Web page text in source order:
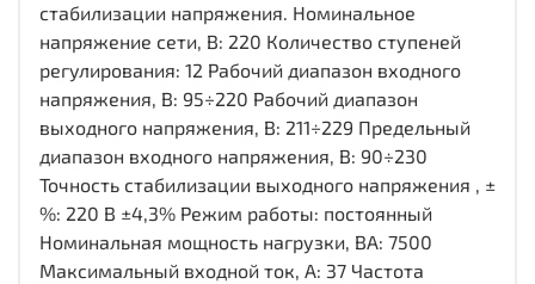
стабилизации напряжения. Номинальное
напряжение сети, В: 220 Количество ступеней
регулирования: 12 Рабочий диапазон входного
напряжения, В: 95÷220 Рабочий диапазон
выходного напряжения, В: 211÷229 Предельный
диапазон входного напряжения, В: 90÷230
Точность стабилизации выходного напряжения , ±
%: 220 В ±4,3% Режим работы: постоянный
Номинальная мощность нагрузки, ВА: 7500
Максимальный входной ток, А: 37 Частота